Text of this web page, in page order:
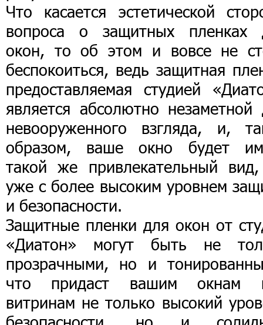
Что касается эстетической
вопроса о защитных пленках
окон, то об этом и вовсе не
беспокоиться, ведь защитная
предоставляемая студией
является абсолютно незаметной
невооруженного взгляда, и,
образом, ваше окно будет
такой же привлекательный
уже с более высоким уровнем
и безопасности.
Защитные пленки для окон от
«Диатон» могут быть не
прозрачными, но и
что придаст вашим окнам
витринам не только высокий